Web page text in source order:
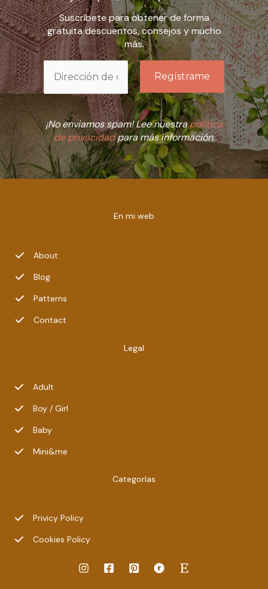
Suscríbete para obtener de forma
gratuita descuentos, consejos y mucho
más.
¡No enviamos spam! Lee nuestrapolítica
de privacidadpara más información.
En mi web
About
Blog
Patterns
Contact
Legal
Adult
Boy / Girl
Baby
Mini&me
Categorías
Privicy Policy
Cookies Policy